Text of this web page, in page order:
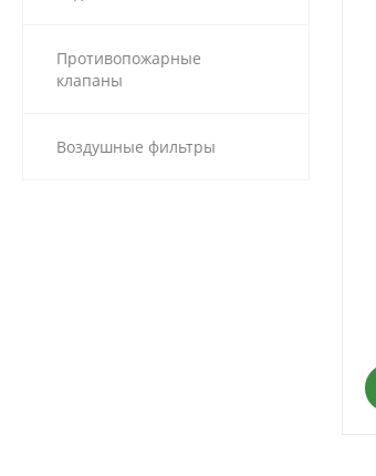
Противопожарные
клапаны
Воздушные фильтры